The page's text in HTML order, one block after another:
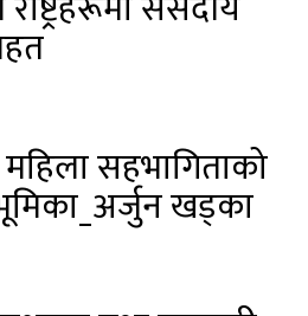
सहभागिताको
खड्का